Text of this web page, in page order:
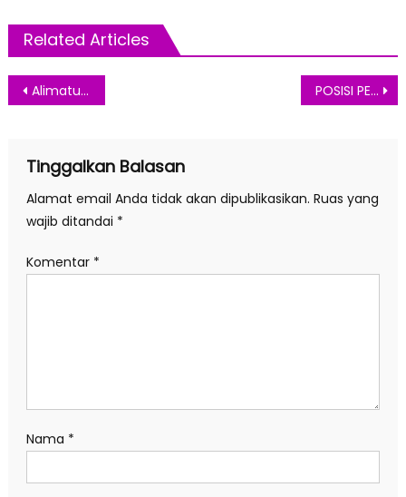
Related Articles
Navigasi
Alimatul Qibtiyah terpilih sebagai presenter di Forum Rektor dalam DEIS-DAAD Program di Bonn Jerman POSISI PEREMPUAN DALAM KELUARGA YANG BERKEADILAN DAN BERKEADABAN
Tinggalkan Balasan
Alamat email Anda tidak akan dipublikasikan. Ruas yang
wajib ditandai *
Komentar *
Nama *